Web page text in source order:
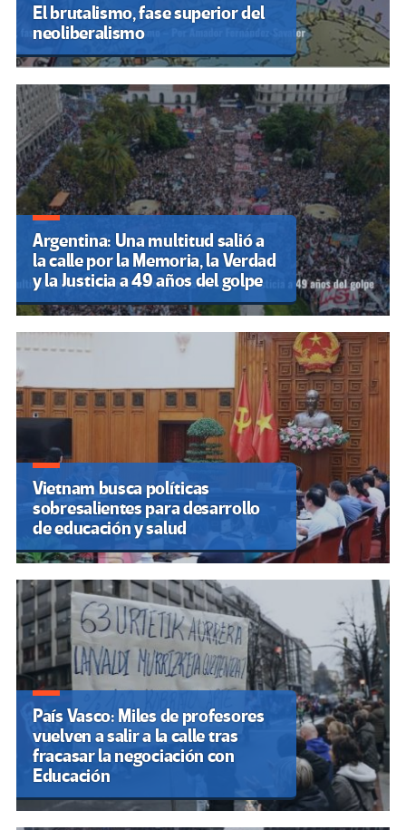
El brutalismo, fase superior del
neoliberalismo
Argentina: Una multitud salió a
la calle por la Memoria, la Verdad
y la Justicia a 49 años del golpe
Vietnam busca políticas
sobresalientes para desarrollo
de educación y salud
País Vasco: Miles de profesores
vuelven a salir a la calle tras
fracasar la negociación con
Educación